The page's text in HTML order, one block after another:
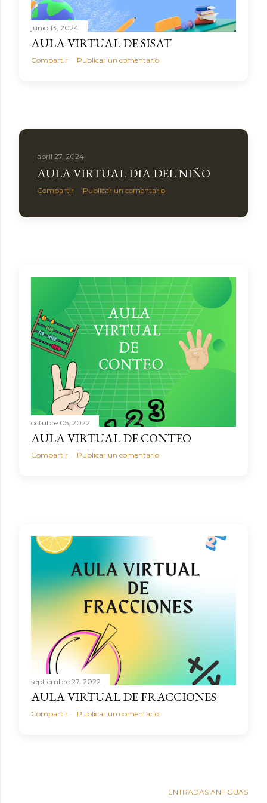
junio 13, 2024
AULA VIRTUAL DE SISAT
Compartir Publicar un comentario
abril 27, 2024
AULA VIRTUAL DIA DEL NIÑO
Compartir Publicar un comentario
octubre 05, 2022
AULA VIRTUAL DE CONTEO
Compartir Publicar un comentario
septiembre 27, 2022
AULA VIRTUAL DE FRACCIONES
Compartir Publicar un comentario
ENTRADAS ANTIGUAS